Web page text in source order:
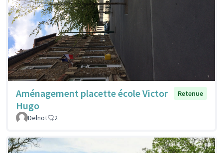
Aménagement placette école Victor
Hugo
Retenue
Delnot 2